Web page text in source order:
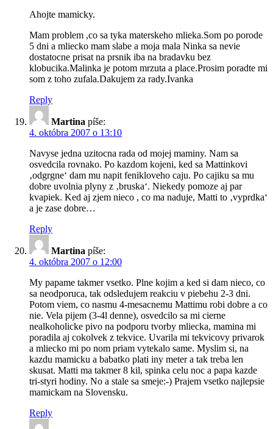
Ahojte mamicky.
Mam problem ,co sa tyka materskeho mlieka.Som po porode
5 dni a mliecko mam slabe a moja mala Ninka sa nevie
dostatocne prisat na prsnik iba na bradavku bez
klobucika.Malinka je potom mrzuta a place.Prosim poradte mi
som z toho zufala.Dakujem za rady.Ivanka
Reply
Martina píše:
4. októbra 2007 o 13:10
Navyse jedna uzitocna rada od mojej maminy. Nam sa
osvedcila rovnako. Po kazdom kojeni, ked sa Mattinkovi
‚odgrgne‘ dam mu napit fenikloveho caju. Po cajiku sa mu
dobre uvolnia plyny z ‚bruska‘. Niekedy pomoze aj par
kvapiek. Ked aj zjem nieco , co ma naduje, Matti to ‚vyprdka‘
a je zase dobre…
Reply
Martina píše:
4. októbra 2007 o 12:00
My papame takmer vsetko. Plne kojim a ked si dam nieco, co
sa neodporuca, tak odsledujem reakciu v piebehu 2-3 dni.
Potom viem, co nasmu 4-mesacnemu Mattimu robi dobre a co
nie. Vela pijem (3-4l denne), osvedcilo sa mi cierne
nealkoholicke pivo na podporu tvorby mliecka, mamina mi
poradila aj cokolvek z tekvice. Uvarila mi tekvicovy privarok
a mliecko mi po nom priam vytekalo same. Myslim si, na
kazdu mamicku a babatko plati iny meter a tak treba len
skusat. Matti ma takmer 8 kil, spinka celu noc a papa kazde
tri-styri hodiny. No a stale sa smeje:-) Prajem vsetko najlepsie
mamickam na Slovensku.
Reply